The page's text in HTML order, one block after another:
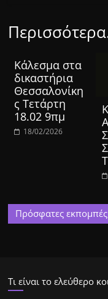
Κάλεσμα στα
δικαστήρια
Θεσσαλονίκη
ς Τετάρτη
18.02 9πμ
18/02/2026
Πρόσφατες εκπομπές
Τι είναι το ελεύθερο